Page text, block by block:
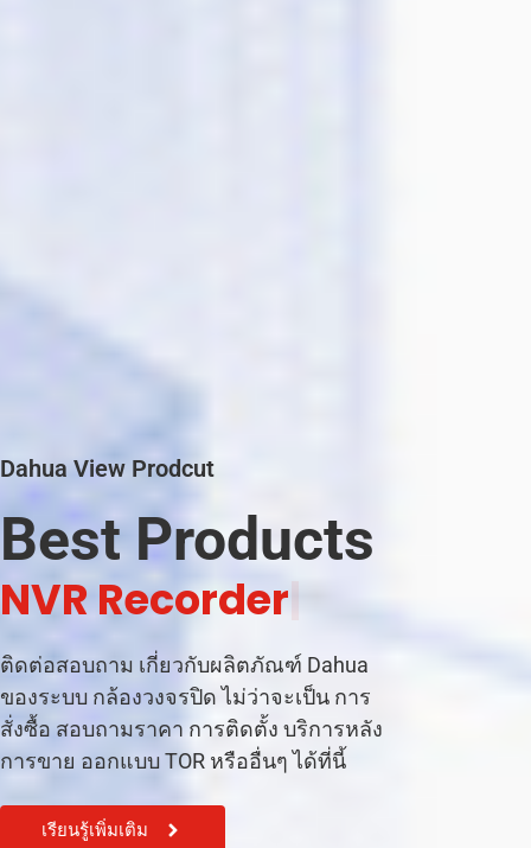
Dahua View Prodcut
Best Products
|
ติดต่อสอบถาม เกี่ยวกับผลิตภัณฑ์ Dahua
ของระบบ กล้องวงจรปิด ไม่ว่าจะเป็น การ
สั่งซื้อ สอบถามราคา การติดตั้ง บริการหลัง
การขาย ออกแบบ TOR หรืออื่นๆ ได้ที่นี้
เรียนรู้เพิ่มเติม